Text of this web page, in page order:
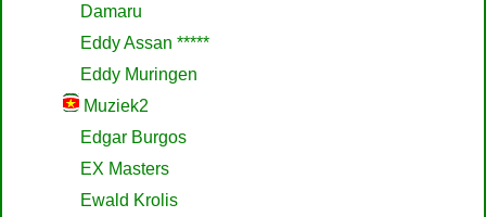
Damaru
Eddy Assan *****
Eddy Muringen
Muziek2
Edgar Burgos
EX Masters
Ewald Krolis